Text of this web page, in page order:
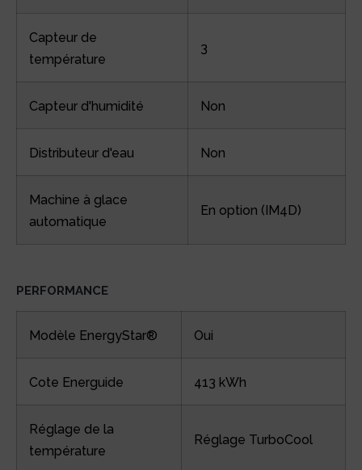
Capteur de
température
3
Capteur d'humidité Non
Distributeur d'eau Non
Machine à glace
automatique
En option (IM4D)
PERFORMANCE
Modèle EnergyStar® Oui
Cote Energuide 413 kWh
Réglage de la
température
Réglage TurboCool